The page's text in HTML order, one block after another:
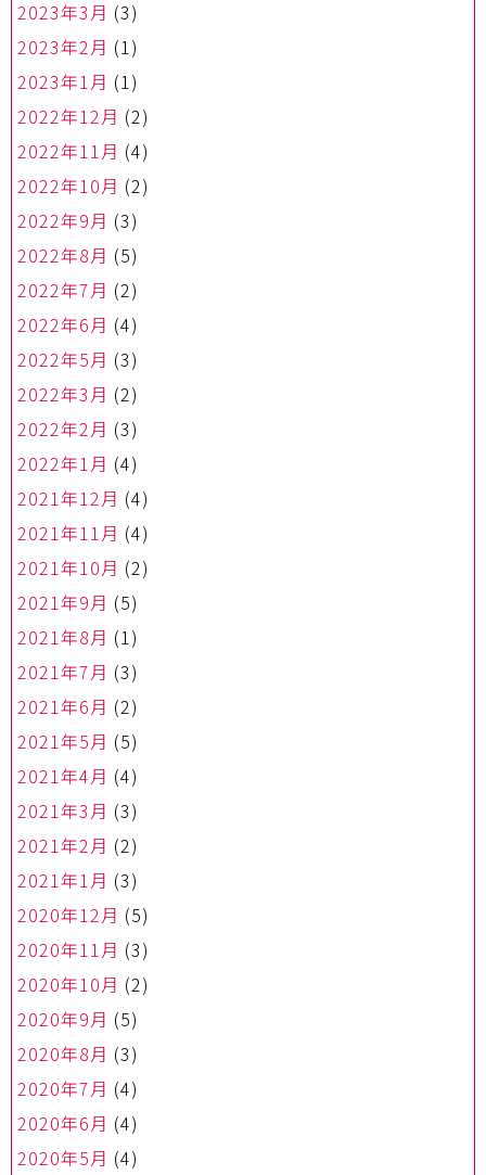
2023年3月 (3)
2023年2月 (1)
2023年1月 (1)
2022年12月 (2)
2022年11月 (4)
2022年10月 (2)
2022年9月 (3)
2022年8月 (5)
2022年7月 (2)
2022年6月 (4)
2022年5月 (3)
2022年3月 (2)
2022年2月 (3)
2022年1月 (4)
2021年12月 (4)
2021年11月 (4)
2021年10月 (2)
2021年9月 (5)
2021年8月 (1)
2021年7月 (3)
2021年6月 (2)
2021年5月 (5)
2021年4月 (4)
2021年3月 (3)
2021年2月 (2)
2021年1月 (3)
2020年12月 (5)
2020年11月 (3)
2020年10月 (2)
2020年9月 (5)
2020年8月 (3)
2020年7月 (4)
2020年6月 (4)
2020年5月 (4)